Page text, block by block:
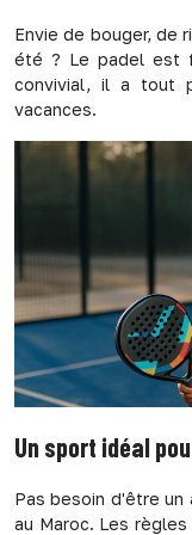
Envie de bouger, de
été ? Le padel est
convivial, il a tout
vacances.
Un sport idéal
Pas besoin d'être un
au Maroc. Les